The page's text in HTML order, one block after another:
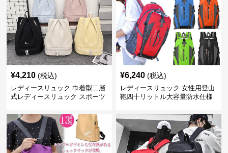
¥4,210 (税込)
レディースリュック 巾着型二層
式レディースリュック スポーツ
¥6,240 (税込)
レディースリュック 女性用登山
鞄四十リットル大容量防水仕様